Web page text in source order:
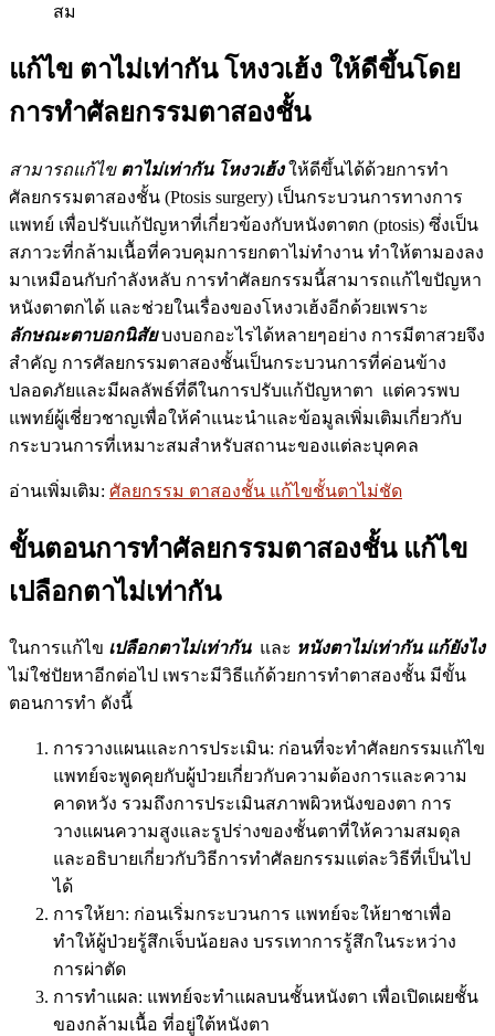
สม
แก้ไข ตาไม่เท่ากัน โหงวเฮ้ง ให้ดีขึ้นโดย
การทำศัลยกรรมตาสองชั้น
สามารถแก้ไข ตาไม่เท่ากัน โหงวเฮ้งให้ดีขึ้นได้ด้วยการทำ
ศัลยกรรมตาสองชั้น (Ptosis surgery) เป็นกระบวนการทางการ
แพทย์ เพื่อปรับแก้ปัญหาที่เกี่ยวข้องกับหนังตาตก (ptosis) ซึ่งเป็น
สภาวะที่กล้ามเนื้อที่ควบคุมการยกตาไม่ทำงาน ทำให้ตามองลง
มาเหมือนกับกำลังหลับ การทำศัลยกรรมนี้สามารถแก้ไขปัญหา
หนังตาตกได้ และช่วยในเรื่องของโหงวเฮ้งอีกด้วยเพราะ
ลักษณะตาบอกนิสัยบงบอกอะไรได้หลายๆอย่าง การมีตาสวยจึง
สำคัญ การศัลยกรรมตาสองชั้นเป็นกระบวนการที่ค่อนข้าง
ปลอดภัยและมีผลลัพธ์ที่ดีในการปรับแก้ปัญหาตา แต่ควรพบ
แพทย์ผู้เชี่ยวชาญเพื่อให้คำแนะนำและข้อมูลเพิ่มเติมเกี่ยวกับ
กระบวนการที่เหมาะสมสำหรับสถานะของแต่ละบุคคล
อ่านเพิ่มเติม: ศัลยกรรม ตาสองชั้น แก้ไขชั้นตาไม่ชัด
ขั้นตอนการทำศัลยกรรมตาสองชั้น แก้ไข
เปลือกตาไม่เท่ากัน
ในการแก้ไข เปลือกตาไม่เท่ากันและ หนังตาไม่เท่ากัน แก้ยังไง
ไม่ใช่ปัยหาอีกต่อไป เพราะมีวิธีแก้ด้วยการทำตาสองชั้น มีขั้น
ตอนการทำ ดังนี้
การวางแผนและการประเมิน: ก่อนที่จะทำศัลยกรรมแก้ไข
แพทย์จะพูดคุยกับผู้ป่วยเกี่ยวกับความต้องการและความ
คาดหวัง รวมถึงการประเมินสภาพผิวหนังของตา การ
วางแผนความสูงและรูปร่างของชั้นตาที่ให้ความสมดุล
และอธิบายเกี่ยวกับวิธีการทำศัลยกรรมแต่ละวิธีที่เป็นไป
ได้
การให้ยา: ก่อนเริ่มกระบวนการ แพทย์จะให้ยาชาเพื่อ
ทำให้ผู้ป่วยรู้สึกเจ็บน้อยลง บรรเทาการรู้สึกในระหว่าง
การผ่าตัด
การทำแผล: แพทย์จะทำแผลบนชั้นหนังตา เพื่อเปิดเผยชั้น
ของกล้ามเนื้อ ที่อยู่ใต้หนังตา